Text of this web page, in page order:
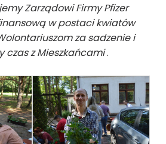
Zarządowi Firmy Pfizer
w postaci kwiatów
za sadzenie i
czas z Mieszkańcami.